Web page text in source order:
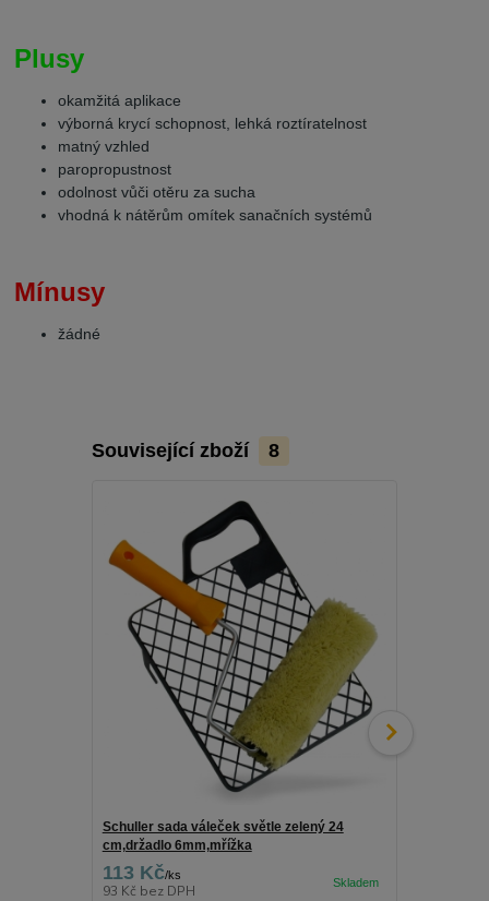
Plusy
okamžitá aplikace
výborná krycí schopnost, lehká roztíratelnost
matný vzhled
paropropustnost
odolnost vůči otěru za sucha
vhodná k nátěrům omítek sanačních systémů
Mínusy
žádné
Související zboží 8
Schuller sada váleček světle zelený 24
cm,držadlo 6mm,mřížka
113 Kč/ks
93 Kč bez DPH